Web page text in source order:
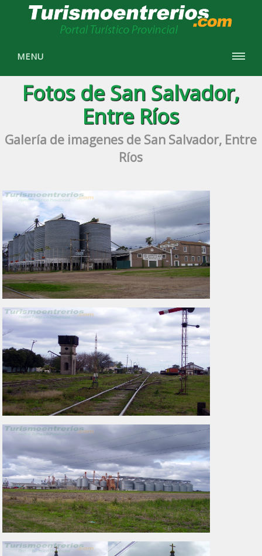
MENU
Fotos de San Salvador,
Entre Ríos
Galería de imagenes de San Salvador, Entre
Ríos